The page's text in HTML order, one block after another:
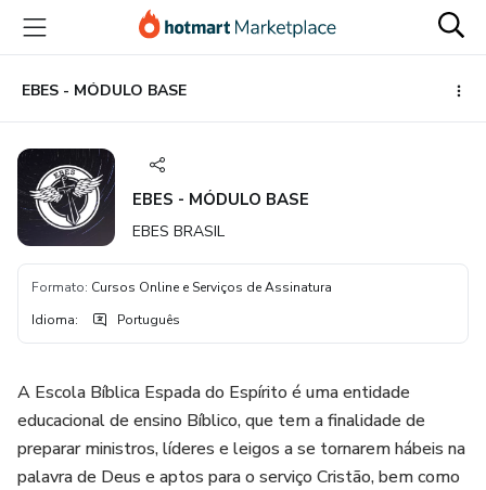
para
conteúdo
principal
para
pagamento
para
rodapé
EBES - MÓDULO BASE
EBES - MÓDULO BASE
EBES BRASIL
Formato: Cursos Online e Serviços de Assinatura
Idioma: Português
A Escola Bíblica Espada do Espírito é uma entidade
educacional de ensino Bíblico, que tem a finalidade de
preparar ministros, líderes e leigos a se tornarem hábeis na
palavra de Deus e aptos para o serviço Cristão, bem como